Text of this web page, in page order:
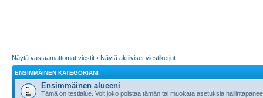
Näytä vastaamattomat viestit • Näytä aktiiviset viestiketjut
ENSIMMÄINEN KATEGORIANI
Ensimmäinen alueeni
Tämä on testialue. Voit joko poistaa tämän tai muokata asetuksia